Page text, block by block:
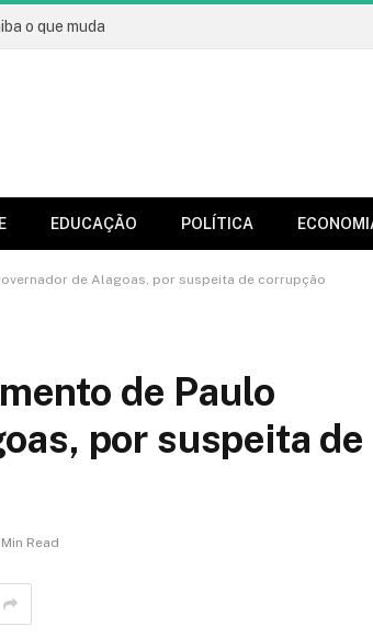
o que muda
EDUCAÇÃO POLÍTICA
de Alagoas, por suspeita de corrupção
de Paulo
por suspeita de
Min Read